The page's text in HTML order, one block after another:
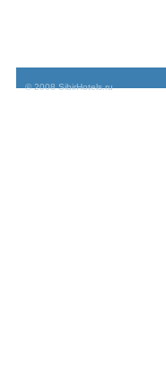
© 2008 SibirHotels.ru